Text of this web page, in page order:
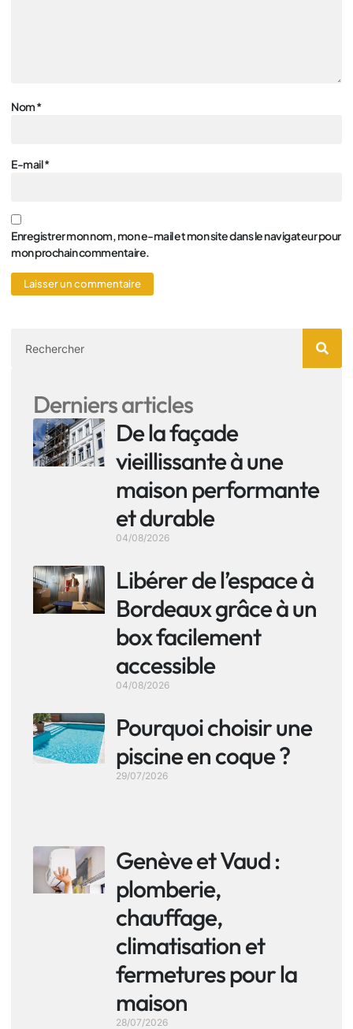
Nom*
E-mail*
Enregistrer mon nom, mon e-mail et mon site dans le navigateur pour
mon prochain commentaire.
Derniers articles
De la façade
vieillissante à une
maison performante
et durable
04/08/2026
Libérer de l’espace à
Bordeaux grâce à un
box facilement
accessible
04/08/2026
Pourquoi choisir une
piscine en coque ?
29/07/2026
Genève et Vaud :
plomberie,
chauffage,
climatisation et
fermetures pour la
maison
28/07/2026